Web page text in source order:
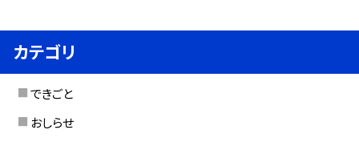
カテゴリ
できごと
おしらせ